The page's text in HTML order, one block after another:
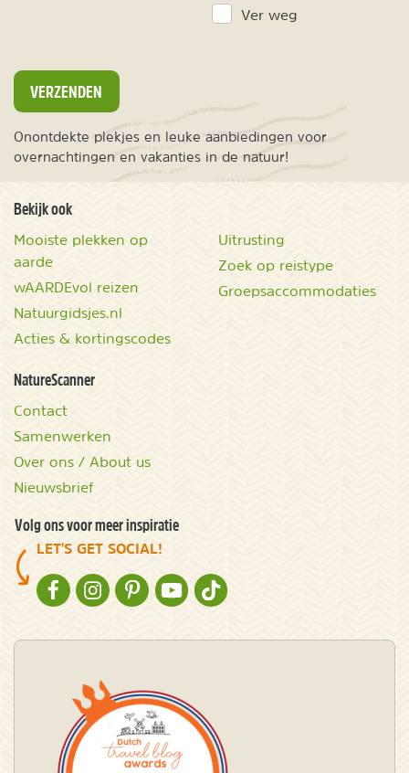
Ver weg
VERZENDEN
Onontdekte plekjes en leuke aanbiedingen voor
overnachtingen en vakanties in de natuur!
Bekijk ook
Mooiste plekken op
aarde
wAARDEvol reizen
Natuurgidsjes.nl
Acties & kortingscodes
Uitrusting
Zoek op reistype
Groepsaccommodaties
NatureScanner
Contact
Samenwerken
Over ons / About us
Nieuwsbrief
Volg ons voor meer inspiratie
LET'S GET SOCIAL!
NATURESCANNER OP FACEBOOK
NATURESCANNER OP INSTAGRAM
NATURESCANNER OP PINTEREST
NATURESCANNER OP YOUTUBE
NATURESCANNER OP TIKTOK